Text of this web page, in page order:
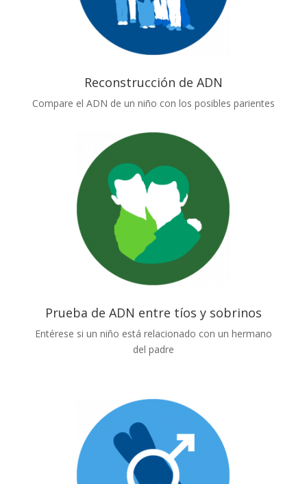
Reconstrucción de ADN
Compare el ADN de un niño con los posibles parientes
Prueba de ADN entre tíos y sobrinos
Entérese si un niño está relacionado con un hermano
del padre